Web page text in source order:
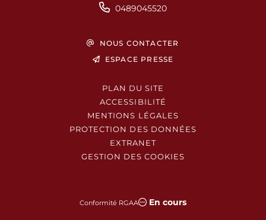
0489045520
NOUS CONTACTER
ESPACE PRESSE
PLAN DU SITE
ACCESSIBILITÉ
MENTIONS LÉGALES
PROTECTION DES DONNÉES
EXTRANET
GESTION DES COOKIES
Conformité RGAA En cours